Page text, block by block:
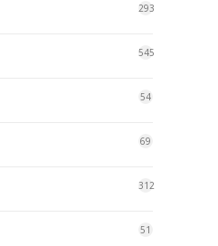
293
545
54
69
312
51